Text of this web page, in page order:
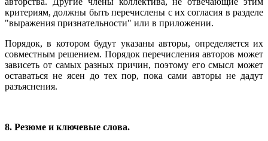
критериям, должны быть перечислены с их согласия в разделе
"выражения признательности" или в приложении.
Порядок, в котором будут указаны авторы, определяется их
совместным решением. Порядок перечисления авторов может
зависеть от самых разных причин, поэтому его смысл может
оставаться не ясен до тех пор, пока сами авторы не дадут
разъяснения.
8. Резюме и ключевые слова.